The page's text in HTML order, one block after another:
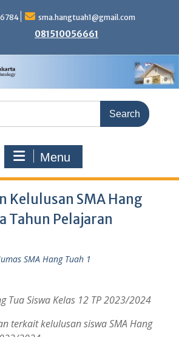
sma.hangtuah1@gmail.com
081510056661
Menu
Kelulusan SMA Hang
Tahun Pelajaran
SMA Hang Tuah 1
Tua Siswa Kelas 12 TP 2023/2024
terkait kelulusan siswa SMA Hang